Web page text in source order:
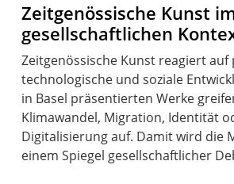
Zeitgenössische Kunst
gesellschaftlichen
Zeitgenössische Kunst reagiert auf
technologische und soziale
in Basel präsentierten Werke
Klimawandel, Migration, Identität
Digitalisierung auf. Damit wird die
einem Spiegel gesellschaftlicher